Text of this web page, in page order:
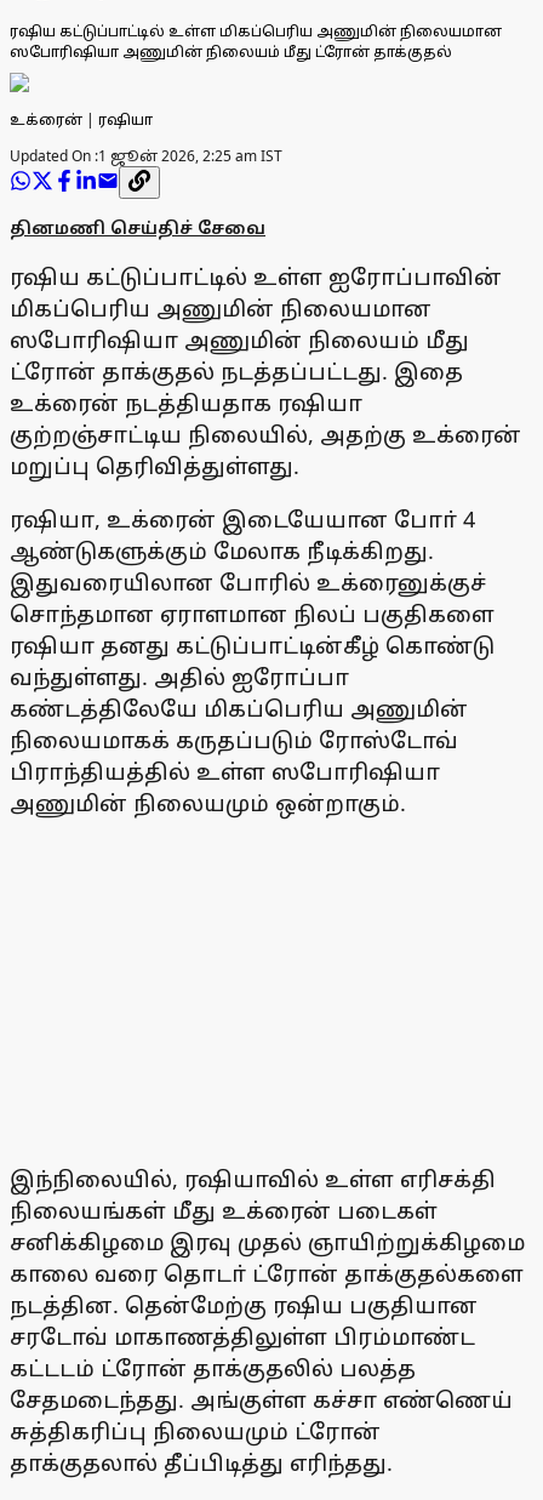
ரஷிய கட்டுப்பாட்டில் உள்ள மிகப்பெரிய அணுமின் நிலையமான
ஸபோரிஷியா அணுமின் நிலையம் மீது ட்ரோன் தாக்குதல்
உக்ரைன் | ரஷியா
Updated On :1 ஜூன் 2026, 2:25 am IST
தினமணி செய்திச் சேவை
ரஷிய கட்டுப்பாட்டில் உள்ள ஐரோப்பாவின்
மிகப்பெரிய அணுமின் நிலையமான
ஸபோரிஷியா அணுமின் நிலையம் மீது
ட்ரோன் தாக்குதல் நடத்தப்பட்டது. இதை
உக்ரைன் நடத்தியதாக ரஷியா
குற்றஞ்சாட்டிய நிலையில், அதற்கு உக்ரைன்
மறுப்பு தெரிவித்துள்ளது.
ரஷியா, உக்ரைன் இடையேயான போா் 4
ஆண்டுகளுக்கும் மேலாக நீடிக்கிறது.
இதுவரையிலான போரில் உக்ரைனுக்குச்
சொந்தமான ஏராளமான நிலப் பகுதிகளை
ரஷியா தனது கட்டுப்பாட்டின்கீழ் கொண்டு
வந்துள்ளது. அதில் ஐரோப்பா
கண்டத்திலேயே மிகப்பெரிய அணுமின்
நிலையமாகக் கருதப்படும் ரோஸ்டோவ்
பிராந்தியத்தில் உள்ள ஸபோரிஷியா
அணுமின் நிலையமும் ஒன்றாகும்.
இந்நிலையில், ரஷியாவில் உள்ள எரிசக்தி
நிலையங்கள் மீது உக்ரைன் படைகள்
சனிக்கிழமை இரவு முதல் ஞாயிற்றுக்கிழமை
காலை வரை தொடா் ட்ரோன் தாக்குதல்களை
நடத்தின. தென்மேற்கு ரஷிய பகுதியான
சரடோவ் மாகாணத்திலுள்ள பிரம்மாண்ட
கட்டடம் ட்ரோன் தாக்குதலில் பலத்த
சேதமடைந்தது. அங்குள்ள கச்சா எண்ணெய்
சுத்திகரிப்பு நிலையமும் ட்ரோன்
தாக்குதலால் தீப்பிடித்து எரிந்தது.